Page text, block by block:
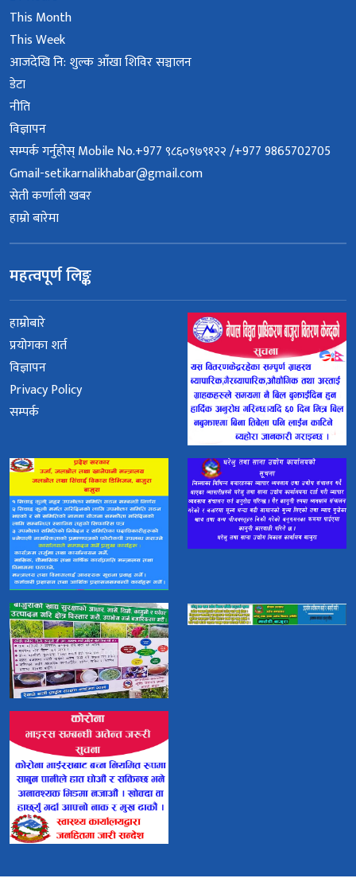
This Month
This Week
आजदेखि नि: शुल्क आँखा शिविर सञ्चालन
डेटा
नीति
विज्ञापन
सम्पर्क गर्नुहोस् Mobile No.+977 ९८६०९७९१२२ /+977 9865702705
Gmail-setikarnalikhabar@gmail.com
सेती कर्णाली खबर
हाम्रो बारेमा
महत्वपूर्ण लिङ्क
हाम्रोबारे
प्रयोगका शर्त
विज्ञापन
Privacy Policy
सम्पर्क